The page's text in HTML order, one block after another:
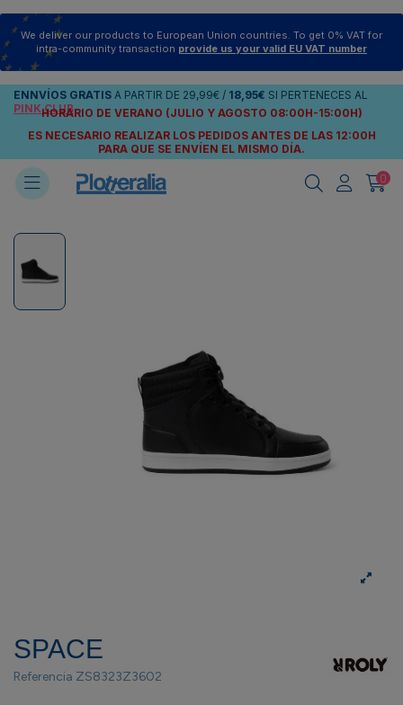
We deliver our products to European Union countries. To get 0% VAT for
intra-community transaction provide us your valid EU VAT number
ENNVÍOS GRATIS A PARTIR DE 29,99€ / 18,95€ SI PERTENECES AL
PINK CLUB
HORARIO DE VERANO (JULIO Y AGOSTO 08:00H-15:00H)
ES NECESARIO REALIZAR LOS PEDIDOS ANTES DE LAS 12:00H
PARA QUE SE ENVÍEN EL MISMO DÍA.
0
SPACE
Referencia ZS8323Z3602